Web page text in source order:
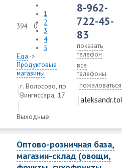
394 0
1
2
3
4
5
Еда ->
Продуктовые
магазины
г. Волосово, пр.
Вингиссара, 17
Выходные:
8-962-
722-45-
83
показать
телефон
все
телефоны
пожаловаться
Оптово-розничная база,
магазин-склад (овощи,